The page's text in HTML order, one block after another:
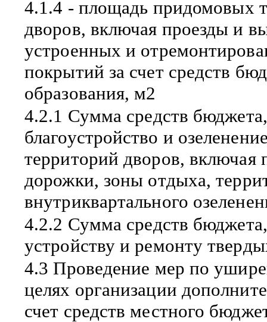
4.1.4 - площадь придомовых
дворов, включая проезды и
устроенных и
покрытий за счет средств
образования, м2
4.2.1 Сумма средств
благоустройство и
территорий дворов,
дорожки, зоны отдыха,
внутриквартального
4.2.2 Сумма средств
устройству и ремонту
4.3 Проведение мер по
целях организации
счет средств местного